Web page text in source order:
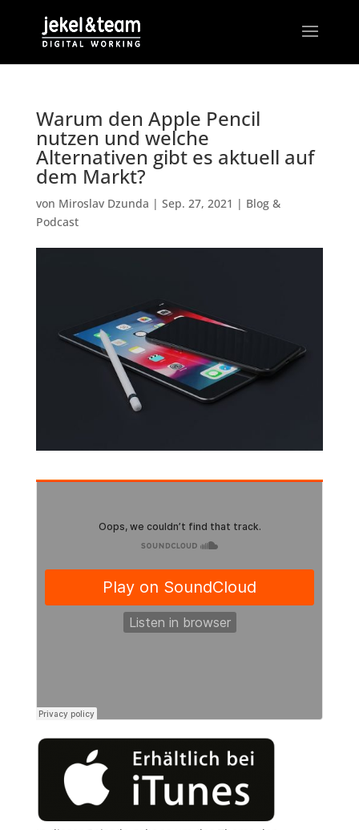
Warum den Apple Pencil
nutzen und welche
Alternativen gibt es aktuell auf
dem Markt?
von Miroslav Dzunda | Sep. 27, 2021 | Blog &
Podcast